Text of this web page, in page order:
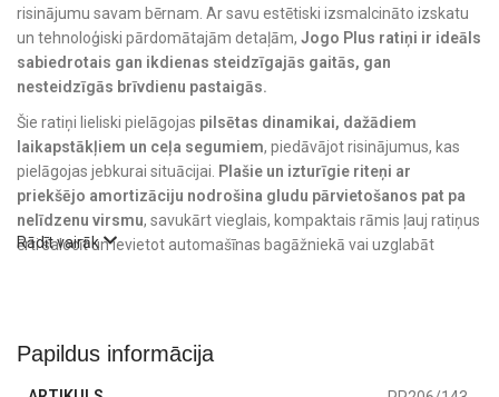
risinājumu savam bērnam. Ar savu estētiski izsmalcināto izskatu
un tehnoloģiski pārdomātajām detaļām, Jogo Plus ratiņi ir ideāls
sabiedrotais gan ikdienas steidzīgajās gaitās, gan
nesteidzīgās brīvdienu pastaigās.
Šie ratiņi lieliski pielāgojas pilsētas dinamikai, dažādiem
laikapstākļiem un ceļa segumiem, piedāvājot risinājumus, kas
pielāgojas jebkurai situācijai. Plašie un izturīgie riteņi ar
priekšējo amortizāciju nodrošina gludu pārvietošanos pat pa
nelīdzenu virsmu, savukārt vieglais, kompaktais rāmis ļauj ratiņus
ērti salocīt un ievietot automašīnas bagāžniekā vai uzglabāt
garantē augstāko komforta un manevrējamības līmeni
Rādīt vairāk
Papildus informācija